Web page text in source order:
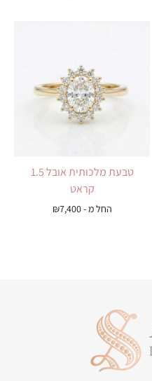
טבעת מלכותית אובל 1.5
קראט
החל מ - ₪7,400